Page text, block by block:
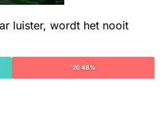
luister, wordt het nooit
'20 48%